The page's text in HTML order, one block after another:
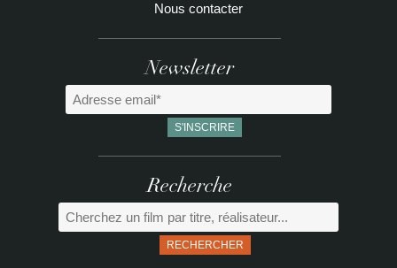
Nous contacter
Newsletter
Recherche
RECHERCHER